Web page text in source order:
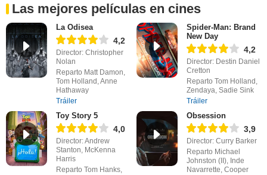
Las mejores películas en cines
La Odisea
4,2
Director: Christopher
Nolan
Reparto Matt Damon,
Tom Holland, Anne
Hathaway
Tráiler
Spider-Man: Brand
New Day
4,2
Director: Destin Daniel
Cretton
Reparto Tom Holland,
Zendaya, Sadie Sink
Tráiler
Toy Story 5
4,0
Director: Andrew
Stanton, McKenna
Harris
Reparto Tom Hanks,
Obsession
3,9
Director: Curry Barker
Reparto Michael
Johnston (II), Inde
Navarrette, Cooper